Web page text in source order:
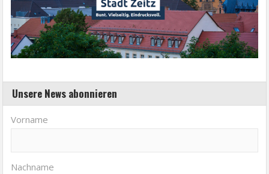
Unsere News abonnieren
Vorname
Nachname